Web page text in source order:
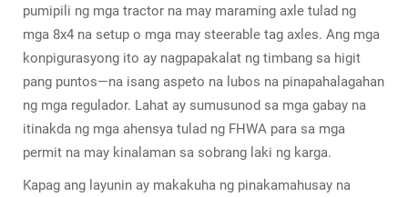
pumipili ng mga tractor na may maraming axle tulad ng
mga 8x4 na setup o mga may steerable tag axles. Ang mga
konpigurasyong ito ay nagpapakalat ng timbang sa higit
pang puntos—na isang aspeto na lubos na pinapahalagahan
ng mga regulador. Lahat ay sumusunod sa mga gabay na
itinakda ng mga ahensya tulad ng FHWA para sa mga
permit na may kinalaman sa sobrang laki ng karga.
Kapag ang layunin ay makakuha ng pinakamahusay na